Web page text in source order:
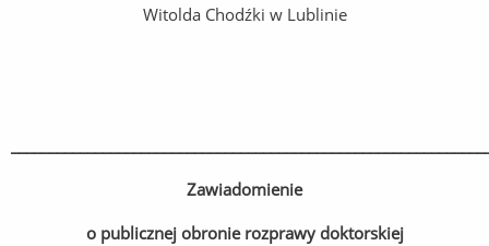
Witolda Chodźki w Lublinie
Zawiadomienie
o publicznej obronie rozprawy doktorskiej